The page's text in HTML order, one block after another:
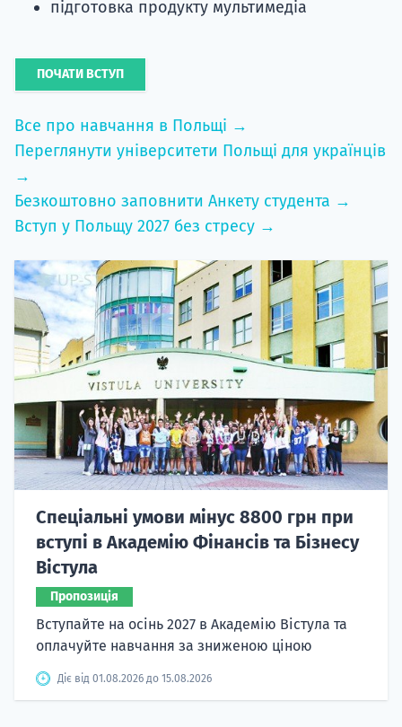
підготовка продукту мультимедіа
ПОЧАТИ ВСТУП
Все про навчання в Польщі →
Переглянути університети Польщі для українців
→
Безкоштовно заповнити Анкету студента →
Вступ у Польщу 2027 без стресу →
Спеціальні умови мінус 8800 грн при
вступі в Академію Фінансів та Бізнесу
Вістула
Пропозиція
Вступайте на осінь 2027 в Академію Вістула та
оплачуйте навчання за зниженою ціною
Діє від 01.08.2026 до 15.08.2026